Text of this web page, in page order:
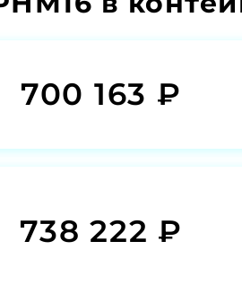
700 163 ₽
738 222 ₽